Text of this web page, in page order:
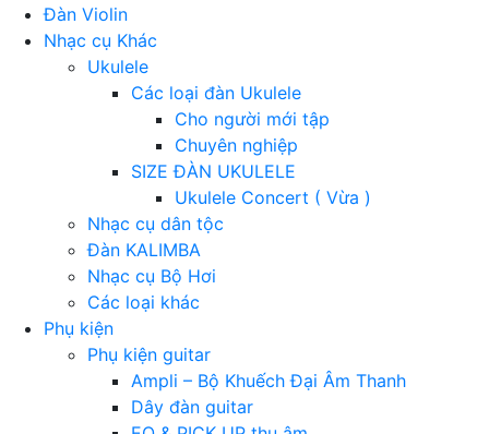
Đàn Violin
Nhạc cụ Khác
Ukulele
Các loại đàn Ukulele
Cho người mới tập
Chuyên nghiệp
SIZE ĐÀN UKULELE
Ukulele Concert ( Vừa )
Nhạc cụ dân tộc
Đàn KALIMBA
Nhạc cụ Bộ Hơi
Các loại khác
Phụ kiện
Phụ kiện guitar
Ampli – Bộ Khuếch Đại Âm Thanh
Dây đàn guitar